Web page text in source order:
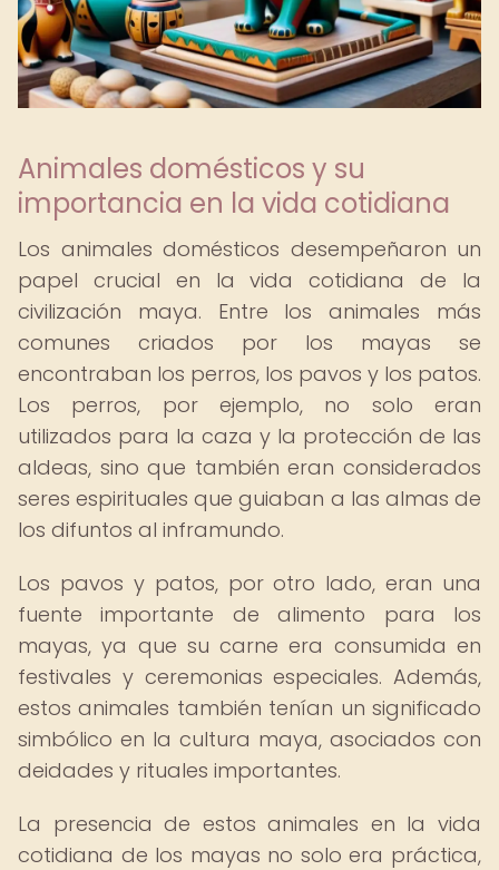
Animales domésticos y su
importancia en la vida cotidiana
Los animales domésticos desempeñaron un
papel crucial en la vida cotidiana de la
civilización maya. Entre los animales más
comunes criados por los mayas se
encontraban los perros, los pavos y los patos.
Los perros, por ejemplo, no solo eran
utilizados para la caza y la protección de las
aldeas, sino que también eran considerados
seres espirituales que guiaban a las almas de
los difuntos al inframundo.
Los pavos y patos, por otro lado, eran una
fuente importante de alimento para los
mayas, ya que su carne era consumida en
festivales y ceremonias especiales. Además,
estos animales también tenían un significado
simbólico en la cultura maya, asociados con
deidades y rituales importantes.
La presencia de estos animales en la vida
cotidiana de los mayas no solo era práctica,